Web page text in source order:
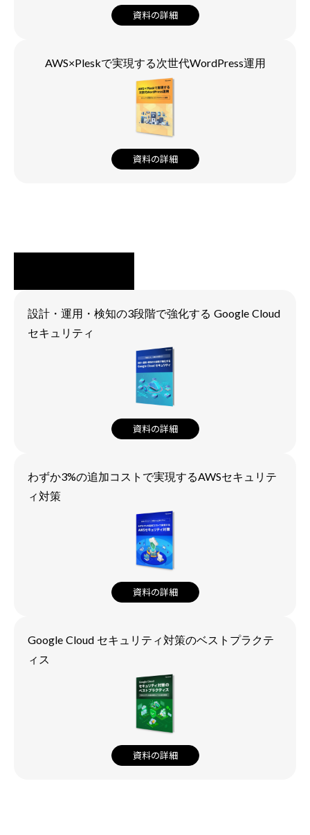
資料の詳細
AWS×Pleskで実現する次世代WordPress運用
資料の詳細
設計・運用・検知の3段階で強化する Google Cloud
セキュリティ
資料の詳細
わずか3%の追加コストで実現するAWSセキュリテ
ィ対策
資料の詳細
Google Cloud セキュリティ対策のベストプラクテ
ィス
資料の詳細